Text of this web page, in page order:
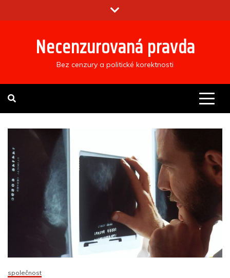
to
Necenzurovaná pravda
Bez cenzury a politické korektnosti
společnost